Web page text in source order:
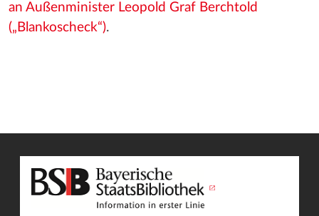
an Außenminister Leopold Graf Berchtold
(„Blankoscheck“).